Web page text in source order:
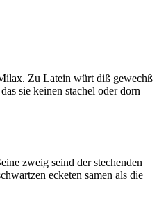
Zu Latein würt diß gewechß
sie keinen stachel oder dorn
zweig seind der stechenden
ecketen samen als die